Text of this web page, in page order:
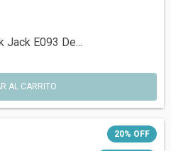
Jack E093 De...
20% OFF